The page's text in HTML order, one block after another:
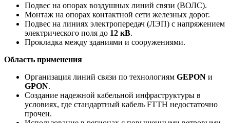
Подвес на опорах воздушных линий связи (ВОЛС).
Монтаж на опорах контактной сети железных дорог.
Подвес на линиях электропередач (ЛЭП) с напряжением
электрического поля до 12 кВ.
Прокладка между зданиями и сооружениями.
Область применения
Организация линий связи по технологиям GEPON и
GPON.
Создание надежной кабельной инфраструктуры в
условиях, где стандартный кабель FTTH недостаточно
прочен.